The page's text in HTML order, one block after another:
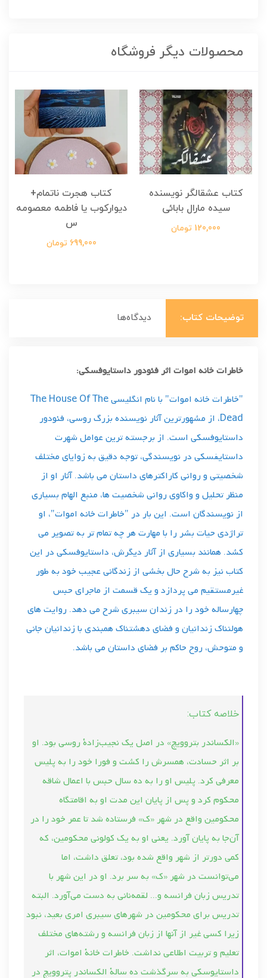
محصولات دیگر فروشگاه
کتاب عشقالگر نویسنده
سیده مارال بابائی
120,000 تومان
کتاب هجرت ناتمام+
دیوارکوب یا فاطمه معصومه
س
699,000 تومان
توضیحات کتاب: دیدگاه‌ها
خاطرات خانه اموات اثر فئودور داستایوفسکی:
"خاطرات خانه اموات" با نام انگلیسی The House Of The
Dead، از مشهورترین آثار نویسنده بزرگ روسی، فئودور
داستایوفسکی است. از برجسته ترین عوامل شهرت
داستایفسکی در نویسندگی، توجه دقیق به زوایای مختلف
شخصیتی و روانی کاراکترهای داستان می باشد. آثار او از
منظر تحلیل و واکاوی روانی شخصیت ها، منبع الهام بسیاری
از نویسندگان است. این بار در "خاطرات خانه اموات"، او
تراژدی حیات بشر را با مهارت هر چه تمام تر به تصویر می
کشد. همانند بسیاری از آثار دیگرش، داستایوفسکی در این
کتاب نیز به شرح حال بخشی از زندگانی عجیب خود به طور
غیرمستقیم می پردازد و یک قسمت از ماجرای حبس
چهارساله خود را در زندان سیبری شرح می دهد. روایت های
هولنناک زندانیان و فضای دهشتناک همبندی با زندانیان جانی
و متوحش، روح حاکم بر فضای داستان می باشد.
خلاصه کتاب:
«الكساندر بتروویچ» در اصل یك نجیب‌زادة روسی بود. او
بر اثر حسادت، همسرش را كشت و فورا خود را به پلیس
معرفی كرد. پلیس او را به ده سال حبس با اعمال شاقه
محكوم كرد و پس از پایان این مدت او به اقامتگاه
محكومین واقع در شهر «ك» فرستاده شد تا عمر خود را در
آن‌جا به پایان آورد. یعنی او به یك كولونی محكومین، كه
كمی دورتر از شهر واقع شده بود، تعلق داشت، اما
می‌توانست در شهر «ك» به سر برد. او در این شهر با
تدریس زبان فرانسه و... لقمه‌نانی به دست می‌آورد. البته
تدریس برای محكومین در شهرهای سیبری امری بعید، نبود
زیرا كسی غیر از آنها از زبان فرانسه و رشته‌های مختلف
تعلیم و تربیت اطلاعی نداشت. خاطرات خانة اموات، اثر
داستایوسكی به سرگذشت ده سالة الكساندر پتروویچ در